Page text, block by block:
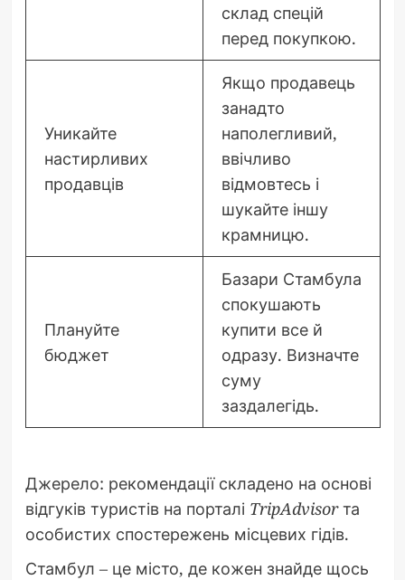
склад спецій
перед покупкою.
Уникайте
настирливих
продавців
Якщо продавець
занадто
наполегливий,
ввічливо
відмовтесь і
шукайте іншу
крамницю.
Плануйте
бюджет
Базари Стамбула
спокушають
купити все й
одразу. Визначте
суму
заздалегідь.
Джерело: рекомендації складено на основі
відгуків туристів на порталі TripAdvisorта
особистих спостережень місцевих гідів.
Стамбул – це місто, де кожен знайде щось